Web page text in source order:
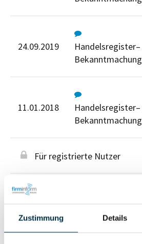
Zustimmung Details
24.09.2019
Handelsregister–
Bekanntmachung
11.01.2018
Handelsregister–
Bekanntmachung
Für registrierte Nutzer